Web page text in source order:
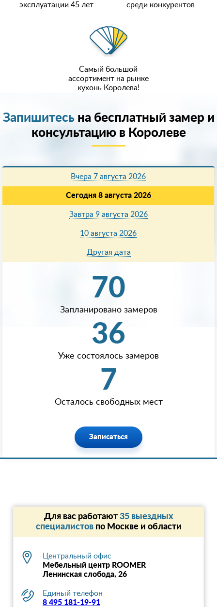
эксплуатации 45 лет
среди конкурентов
Самый большой
ассортимент на рынке
кухонь Королева!
Запишитесьна бесплатный замер и
консультацию в Королеве
Вчера 7 августа 2026
Сегодня 8 августа 2026
Завтра 9 августа 2026
10 августа 2026
Другая дата
70
Запланировано замеров
36
Уже состоялось замеров
7
Осталось свободных мест
Записаться
Для вас работают35 выездных
специалистовпо Москве и области
Центральный офис
Мебельный центр ROOMER
Ленинская слобода, 26
Единый телефон
8 495 181-19-91